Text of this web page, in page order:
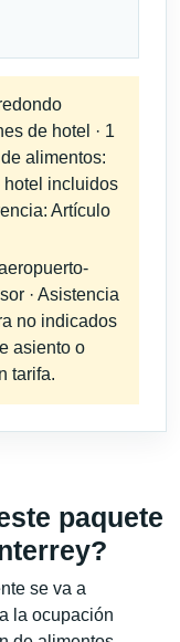
de hotel · 1
alimentos:
hotel incluidos
Artículo
· Asistencia
no indicados
asiento o
tarifa.
paquete
se va a
la ocupación